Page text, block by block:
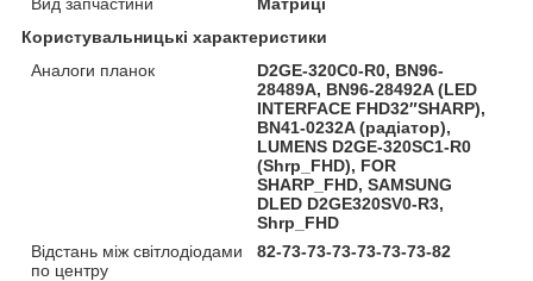
Користувальницькі характеристики
Аналоги планок
D2GE-320C0-R0, BN96-
28489A, BN96-28492A (LED
INTERFACE FHD32″SHARP),
BN41-0232A (радіатор),
LUMENS D2GE-320SC1-R0
(Shrp_FHD), FOR
SHARP_FHD, SAMSUNG
DLED D2GE320SV0-R3,
Shrp_FHD
Відстань між світлодіодами
по центру
82-73-73-73-73-73-73-82